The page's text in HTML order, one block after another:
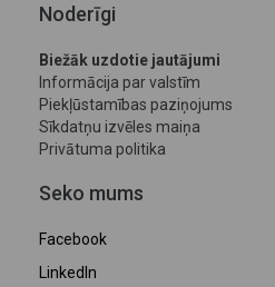
Noderīgi
Biežāk uzdotie jautājumi
Informācija par valstīm
Piekļūstamības paziņojums
Sīkdatņu izvēles maiņa
Privātuma politika
Seko mums
Facebook
LinkedIn